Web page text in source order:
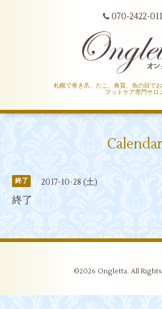
070-2422-
札幌で巻き爪、たこ、角質、魚の目で
フットケア専門サロ
Calendar
終了 2017-10-28 (土)
終了
©2026 Ongletta. All